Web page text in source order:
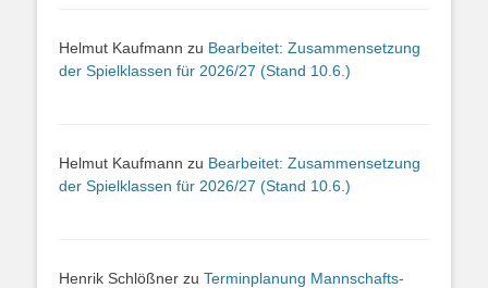
Helmut Kaufmann zu Bearbeitet: Zusammensetzung
der Spielklassen für 2026/27 (Stand 10.6.)
Helmut Kaufmann zu Bearbeitet: Zusammensetzung
der Spielklassen für 2026/27 (Stand 10.6.)
Henrik Schlößner zu Terminplanung Mannschafts-